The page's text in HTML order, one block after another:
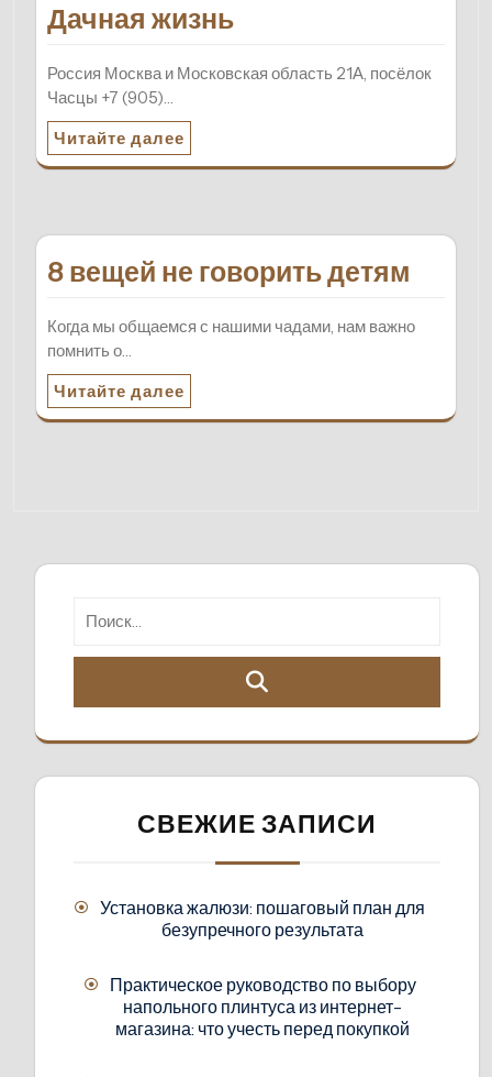
Дачная жизнь
Россия Москва и Московская область 21А, посёлок
Часцы +7 (905)…
Читайте далее
8 вещей не говорить детям
Когда мы общаемся с нашими чадами, нам важно
помнить о…
Читайте далее
СВЕЖИЕ ЗАПИСИ
Установка жалюзи: пошаговый план для
безупречного результата
Практическое руководство по выбору
напольного плинтуса из интернет-
магазина: что учесть перед покупкой